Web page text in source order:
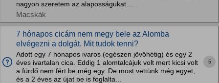
nagyon szeretem az alaposságukat....
Macskák
7 hónapos cicám nem megy bele az Alomba
elvégezni a dolgát. Mit tudok tenni?
Adott egy 7 hónapos ivaros (egészen jövőhétig) és egy 2
éves ivartalan cica. Eddig 1 alomtalcájuk volt mert kicsi volt
a fürdő nem fért be még egy. De most vettünk még egyet,
és a 2 éves az újat be is foglalta...
5